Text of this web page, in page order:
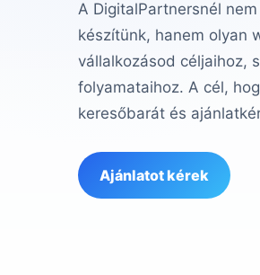
A DigitalPartnersnél
készítünk, hanem olyan
vállalkozásod céljaihoz,
folyamataihoz. A cél,
keresőbarát és
Ajánlatot kérek